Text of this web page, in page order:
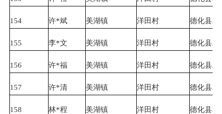
154 许*斌 美湖镇 洋田村 德化县农
155 李*文 美湖镇 洋田村 德化县农
156 许*福 美湖镇 洋田村 德化县农
157 许*清 美湖镇 洋田村 德化县农
158 林*程 美湖镇 洋田村 德化县农